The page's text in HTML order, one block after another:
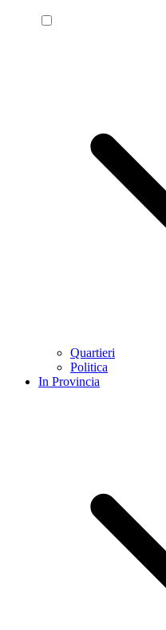
Quartieri
Politica
In Provincia